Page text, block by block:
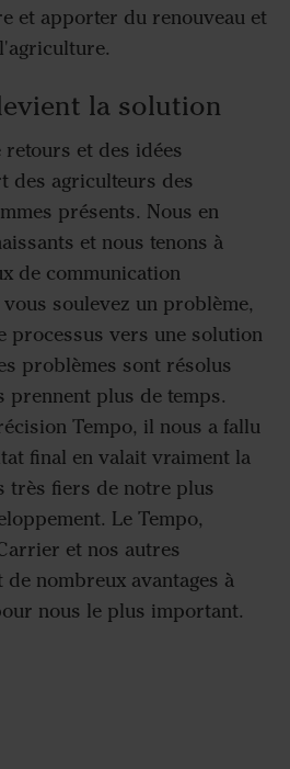
et apporter du renouveau et
la solution
et des idées
des agriculteurs des
présents. Nous en
et nous tenons à
de communication
soulevez un problème,
processus vers une solution
problèmes sont résolus
prennent plus de temps.
Tempo, il nous a fallu
final en valait vraiment la
très fiers de notre plus
Le Tempo,
et nos autres
nombreux avantages à
nous le plus important.